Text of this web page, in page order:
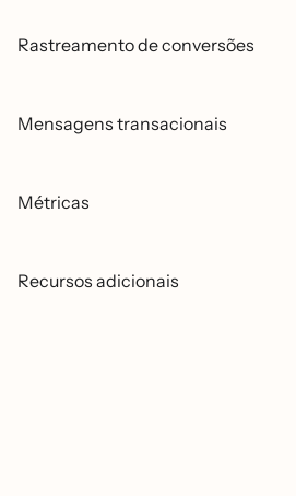
Rastreamento de conversões
Mensagens transacionais
Métricas
Recursos adicionais